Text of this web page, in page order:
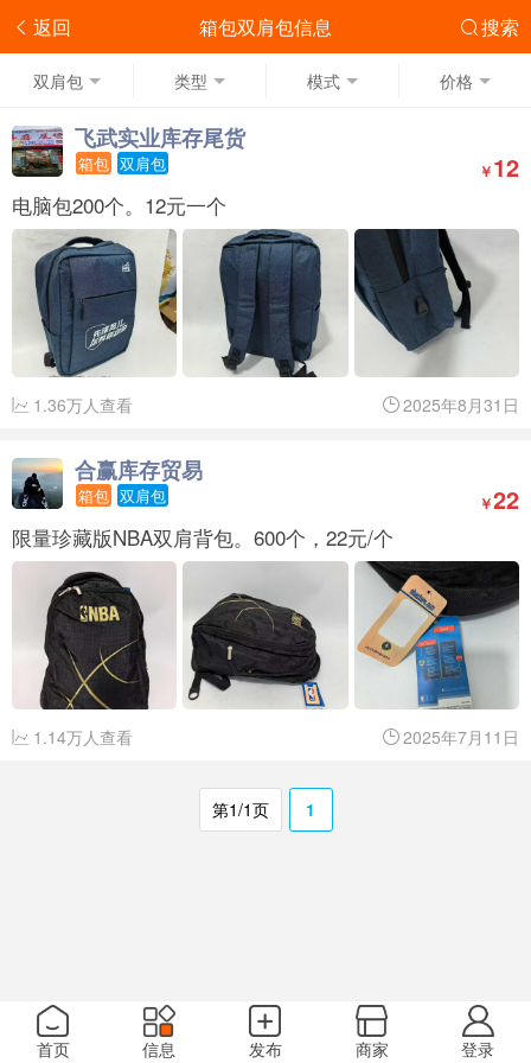
返回 搜索
箱包双肩包信息
双肩包 类型 模式 价格
飞武实业库存尾货
箱包 双肩包 ￥12
电脑包200个。12元一个
1.36万人查看 2025年8月31日
合赢库存贸易
箱包 双肩包 ￥22
限量珍藏版NBA双肩背包。600个，22元/个
1.14万人查看 2025年7月11日
第1/1页 1
首页 信息 发布 商家 登录